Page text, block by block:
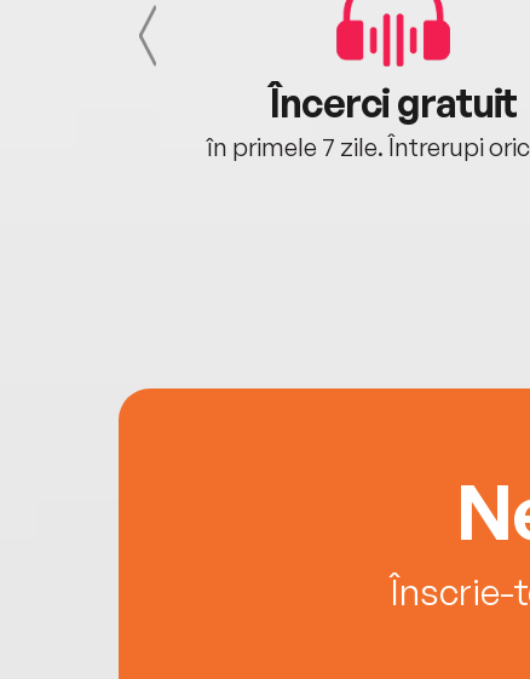
Încerci gratuit
în primele 7 zile. Întrerupi
Înscrie-